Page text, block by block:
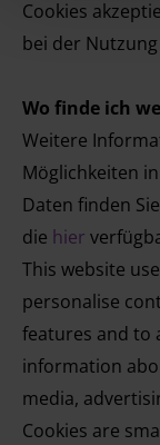
Cookies
bei der
Wo finde ich
Weitere
Möglichkeiten
Daten finden
die hier
This website
personalise
features and to
information
media,
Cookies are